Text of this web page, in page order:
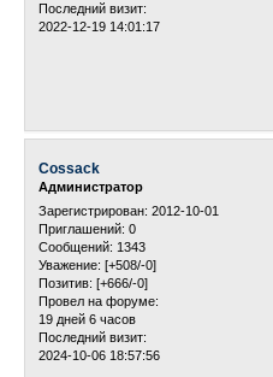
Последний визит:
2022-12-19 14:01:17
Cossack
Администратор
Зарегистрирован: 2012-10-01
Приглашений: 0
Сообщений: 1343
Уважение: [+508/-0]
Позитив: [+666/-0]
Провел на форуме:
19 дней 6 часов
Последний визит:
2024-10-06 18:57:56